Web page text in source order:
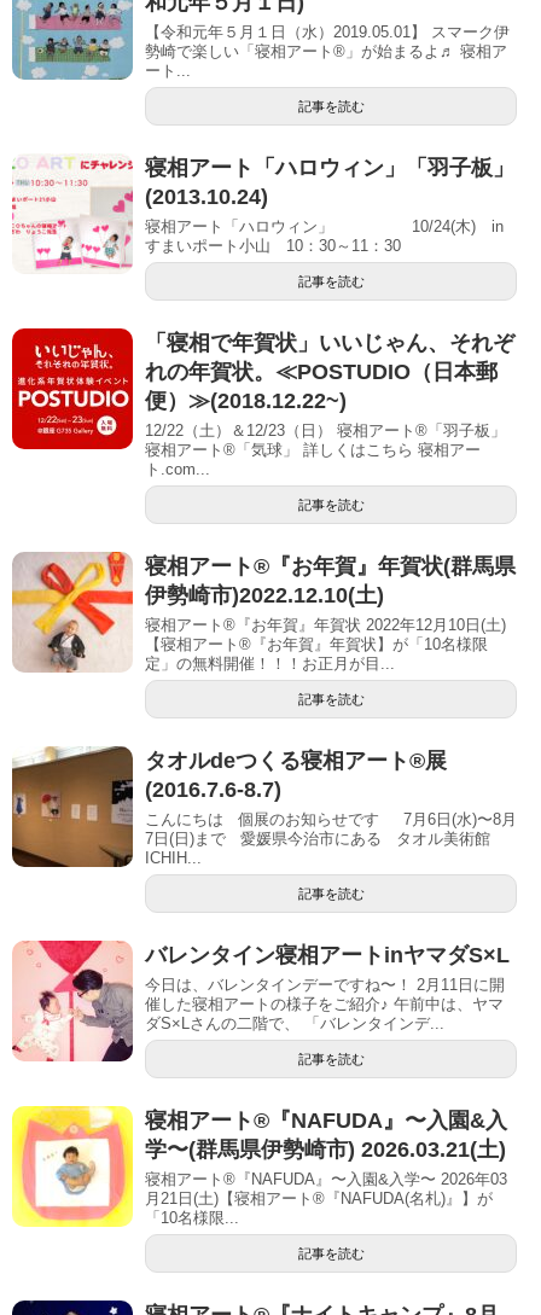
【令和元年５月１日（水）2019.05.01】 スマーク伊
勢崎で楽しい「寝相アート®」が始まるよ♬ 寝相ア
ート...
記事を読む
寝相アート「ハロウィン」「羽子板」
(2013.10.24)
寝相アート「ハロウィン」 10/24(木) in
すまいポート小山 10：30～11：30
記事を読む
「寝相で年賀状」いいじゃん、それぞ
れの年賀状。≪POSTUDIO（日本郵
便）≫(2018.12.22~)
12/22（土）＆12/23（日） 寝相アート®「羽子板」
寝相アート®「気球」 詳しくはこちら 寝相アー
ト.com...
記事を読む
寝相アート®︎『お年賀』年賀状(群馬県
伊勢崎市)2022.12.10(土)
寝相アート®『お年賀』年賀状 2022年12月10日(土)
【寝相アート®︎『お年賀』年賀状】が「10名様限
定」の無料開催！！！お正月が目...
記事を読む
タオルdeつくる寝相アート®展
(2016.7.6-8.7)
こんにちは 個展のお知らせです 7月6日(水)〜8月
7日(日)まで 愛媛県今治市にある タオル美術館
ICHIH...
記事を読む
バレンタイン寝相アートinヤマダS×L
今日は、バレンタインデーですね〜！ 2月11日に開
催した寝相アートの様子をご紹介♪ 午前中は、ヤマ
ダS×Lさんの二階で、 「バレンタインデ...
記事を読む
寝相アート®︎『NAFUDA』〜入園&入
学〜(群馬県伊勢崎市) 2026.03.21(土)
寝相アート®『NAFUDA』〜入園&入学〜 2026年03
月21日(土)【寝相アート®︎『NAFUDA(名札)』】が
「10名様限...
記事を読む